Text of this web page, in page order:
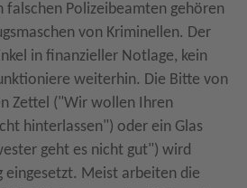
falschen Polizeibeamten gehören
von Kriminellen. Der
in finanzieller Notlage, kein
weiterhin. Die Bitte von
Zettel ("Wir wollen Ihren
hinterlassen") oder ein Glas
geht es nicht gut") wird
Meist arbeiten die